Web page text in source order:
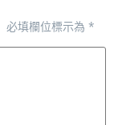
必填欄位標示為 *